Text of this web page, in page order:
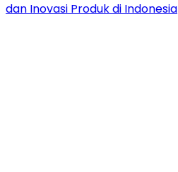
dan Inovasi Produk di Indonesia